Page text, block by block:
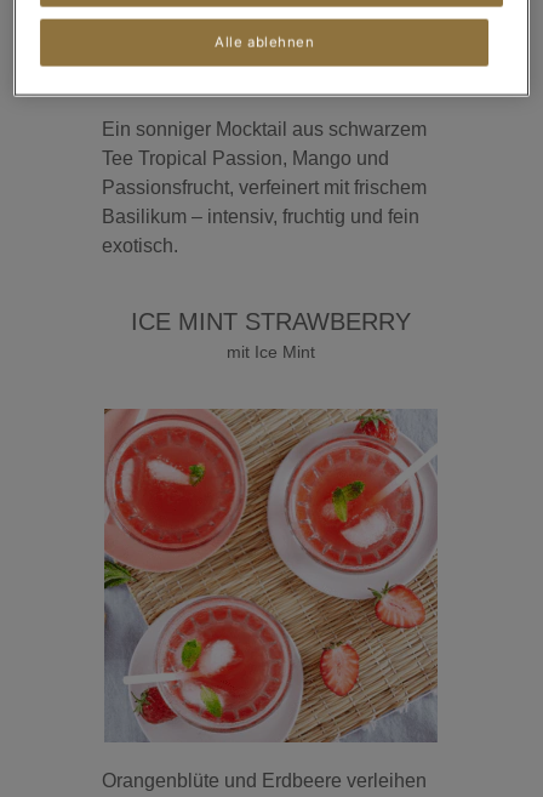
Ein sonniger Mocktail aus schwarzem
Tee Tropical Passion, Mango und
Passionsfrucht, verfeinert mit frischem
Basilikum – intensiv, fruchtig und fein
exotisch.
ICE MINT STRAWBERRY
mit Ice Mint
Orangenblüte und Erdbeere verleihen
Alle ablehnen